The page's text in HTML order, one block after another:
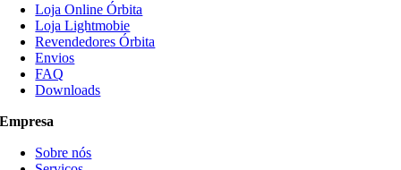
the
product
page
Loja Online Órbita
Loja Lightmobie
Revendedores Órbita
Envios
FAQ
Downloads
Empresa
Sobre nós